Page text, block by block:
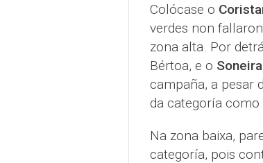
Colócase o
verdes non
zona alta. Por
Bértoa, e o Soneira
campaña, a pesar
da categoría
Na zona baixa,
categoría, pois